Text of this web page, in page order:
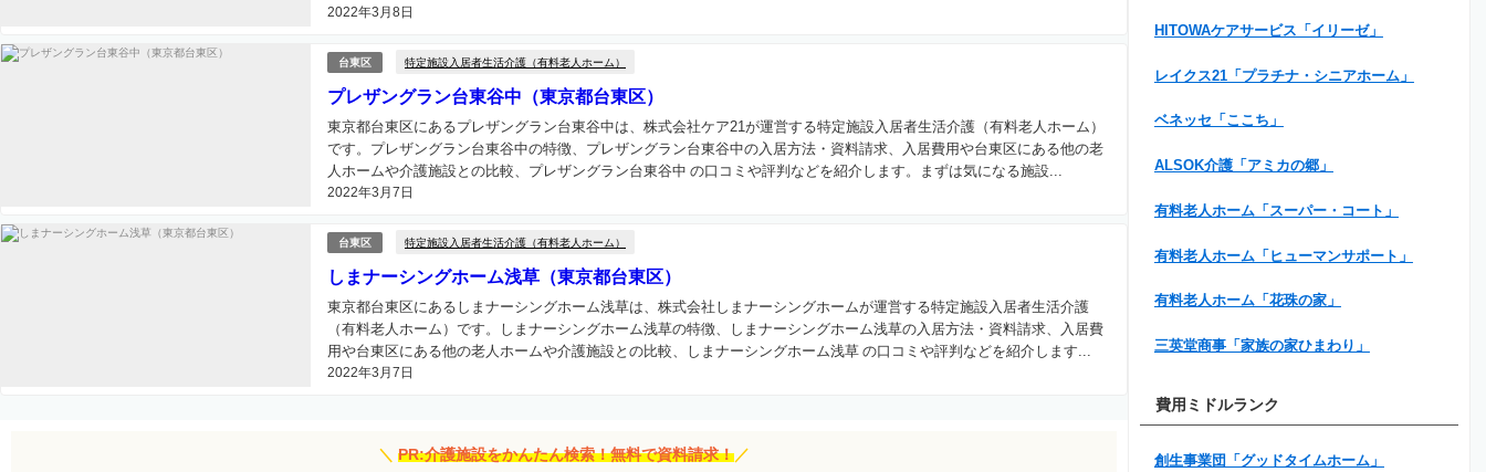
2022年3月8日
台東区 特定施設入居者生活介護（有料老人ホーム）
プレザングラン台東谷中（東京都台東区）
2022年3月7日
東京都台東区にあるプレザングラン台東谷中は、株式会社ケア21が運営する特定施設入居者生活介護（有料老人ホーム）
です。プレザングラン台東谷中の特徴、プレザングラン台東谷中の入居方法・資料請求、入居費用や台東区にある他の老
人ホームや介護施設との比較、プレザングラン台東谷中 の口コミや評判などを紹介します。まずは気になる施設...
台東区 特定施設入居者生活介護（有料老人ホーム）
しまナーシングホーム浅草（東京都台東区）
2022年3月7日
東京都台東区にあるしまナーシングホーム浅草は、株式会社しまナーシングホームが運営する特定施設入居者生活介護
（有料老人ホーム）です。しまナーシングホーム浅草の特徴、しまナーシングホーム浅草の入居方法・資料請求、入居費
用や台東区にある他の老人ホームや介護施設との比較、しまナーシングホーム浅草 の口コミや評判などを紹介します...
＼ PR:介護施設をかんたん検索！無料で資料請求！ ／
HITOWAケアサービス「イリーゼ」
レイクス21「プラチナ・シニアホーム」
ベネッセ「ここち」
ALSOK介護「アミカの郷」
有料老人ホーム「スーパー・コート」
有料老人ホーム「ヒューマンサポート」
有料老人ホーム「花珠の家」
三英堂商事「家族の家ひまわり」
費用ミドルランク
創生事業団「グッドタイムホーム」